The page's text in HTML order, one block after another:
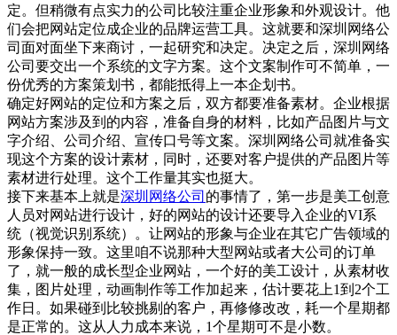
定。但稍微有点实力的公司比较注重企业形象和外观设计。他
们会把网站定位成企业的品牌运营工具。这就要和深圳网络公
司面对面坐下来商讨，一起研究和决定。决定之后，深圳网络
公司要交出一个系统的文字方案。这个文案制作可不简单，一
份优秀的方案策划书，都能抵得上一本企划书。
确定好网站的定位和方案之后，双方都要准备素材。企业根据
网站方案涉及到的内容，准备自身的材料，比如产品图片与文
字介绍、公司介绍、宣传口号等文案。深圳网络公司就准备实
现这个方案的设计素材，同时，还要对客户提供的产品图片等
素材进行处理。这个工作量其实也挺大。
接下来基本上就是深圳网络公司 的事情了，第一步是美工创意
人员对网站进行设计，好的网站的设计还要导入企业的VI系
统（视觉识别系统）。让网站的形象与企业在其它广告领域的
形象保持一致。这里咱不说那种大型网站或者大公司的订单
了，就一般的成长型企业网站，一个好的美工设计，从素材收
集，图片处理，动画制作等工作加起来，估计要花上1到2个工
作日。如果碰到比较挑剔的客户，再修修改改，耗一个星期都
是正常的。这从人力成本来说，1个星期可不是小数。